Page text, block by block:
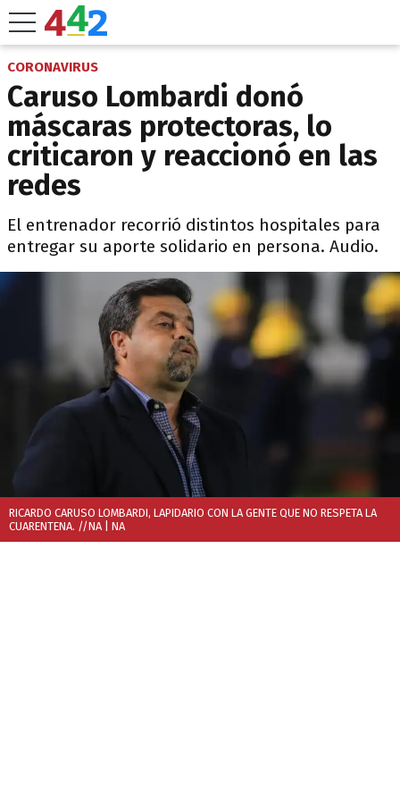
CORONAVIRUS
Caruso Lombardi donó
máscaras protectoras, lo
criticaron y reaccionó en las
redes
El entrenador recorrió distintos hospitales para
entregar su aporte solidario en persona. Audio.
RICARDO CARUSO LOMBARDI, LAPIDARIO CON LA GENTE QUE NO RESPETA LA
CUARENTENA. //NA | NA